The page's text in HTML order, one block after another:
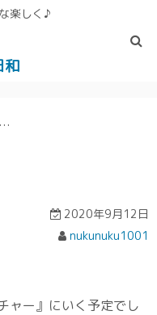
楽しく♪
和
2020年9月12日
nukunuku1001
ャー』にいく予定でし